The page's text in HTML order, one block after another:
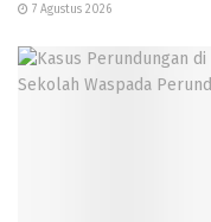
7 Agustus 2026